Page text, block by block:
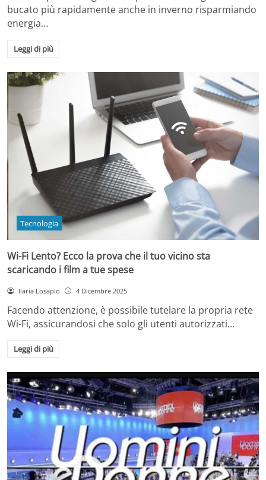
bucato più rapidamente anche in inverno risparmiando
energia…
Leggi di più
Tecnologia
Wi-Fi Lento? Ecco la prova che il tuo vicino sta
scaricando i film a tue spese
Ilaria Losapio 4 Dicembre 2025
Facendo attenzione, è possibile tutelare la propria rete
Wi-Fi, assicurandosi che solo gli utenti autorizzati…
Leggi di più